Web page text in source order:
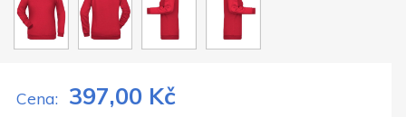
Cena: 397,00 Kč